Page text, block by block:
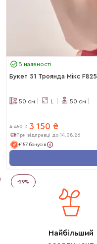
В наявності
Букет 51 Троянда Мікс F825
50 см L 50 см
4 450 ₴ 3 150 ₴
При відправці до 14.08.26
+157 бонусів
-29%
Найбільший